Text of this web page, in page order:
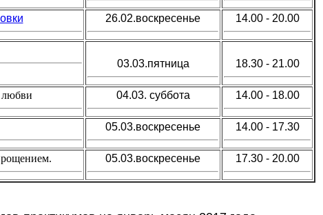
26.02.воскресенье 14.00 - 20.00
03.03.пятница 18.30 - 21.00
04.03. суббота 14.00 - 18.00
05.03.воскресенье 14.00 - 17.30
05.03.воскресенье 17.30 - 20.00